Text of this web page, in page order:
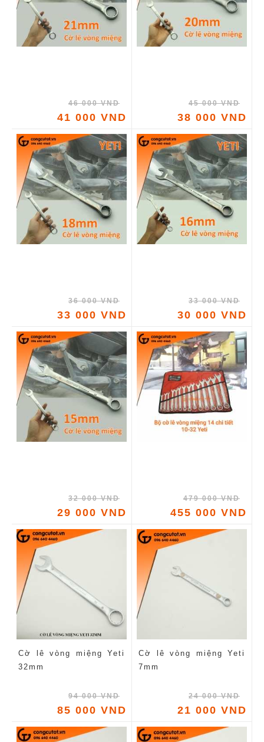
46 000 VND
41 000 VND
45 000 VND
38 000 VND
36 000 VND
33 000 VND
33 000 VND
30 000 VND
32 000 VND
29 000 VND
479 000 VND
455 000 VND
Cờ lê vòng miệng Yeti
32mm
94 000 VND
85 000 VND
Cờ lê vòng miệng Yeti
7mm
24 000 VND
21 000 VND